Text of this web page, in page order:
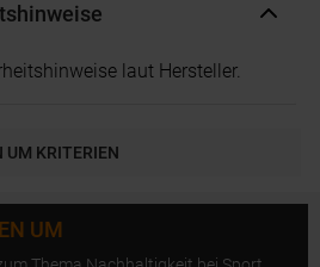
laut Hersteller.
UM KRITERIEN
UM